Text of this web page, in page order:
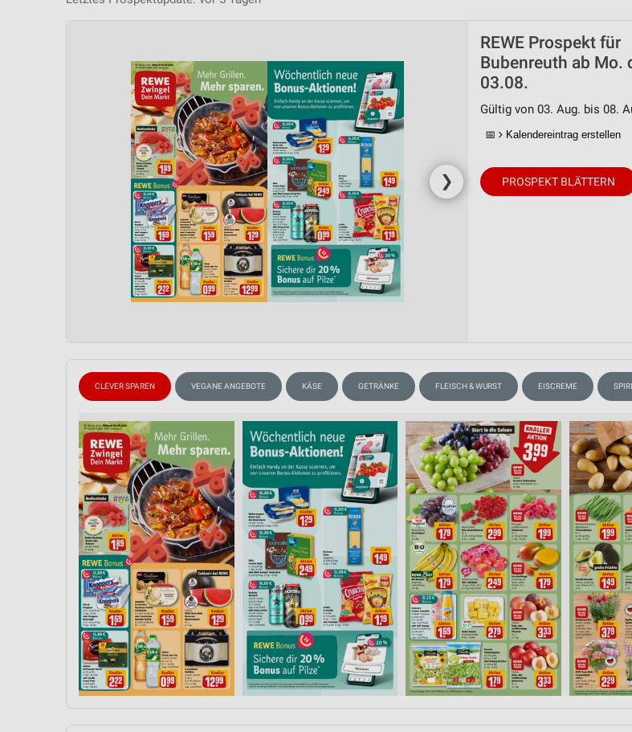
❯
REWE Prospekt für
Bubenreuth ab Mo.
03.08.
Gültig von 03. Aug. bis 08.
📅 Kalendereintrag erstellen
PROSPEKT BLÄTTERN
CLEVER SPAREN VEGANE ANGEBOTE KÄSE GETRÄNKE FLEISCH & WURST EISCREME